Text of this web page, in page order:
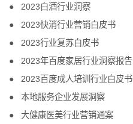
2023白酒行业洞察
2023快消行业营销白皮书
2023行业复苏白皮书
2023年百度家居行业洞察报告
2023百度成人培训行业白皮书
本地服务企业发展洞察
大健康医美行业营销通案